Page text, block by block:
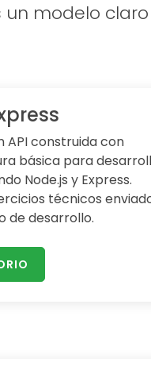
modelo
API construida con
básica para
Node.js y Express.
técnicos
de desarrollo.